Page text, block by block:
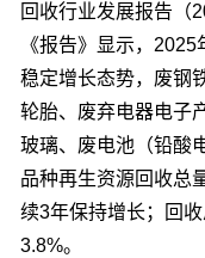
回收行业发展报告（
《报告》显示，
稳定增长态势，废钢
轮胎、废弃电器电子
玻璃、废电池（铅酸
品种再生资源回收总
续3年保持增长；回
3.8%。